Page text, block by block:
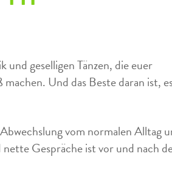
geselligen Tänzen, die euer
Und das Beste daran ist,
vom normalen Alltag
Gespräche ist vor und nach